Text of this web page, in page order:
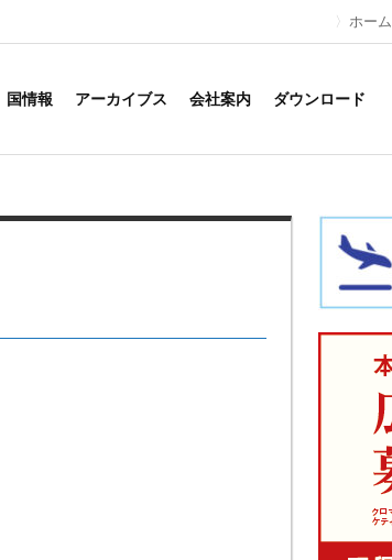
ホーム
国情報 アーカイブス 会社案内 ダウンロード